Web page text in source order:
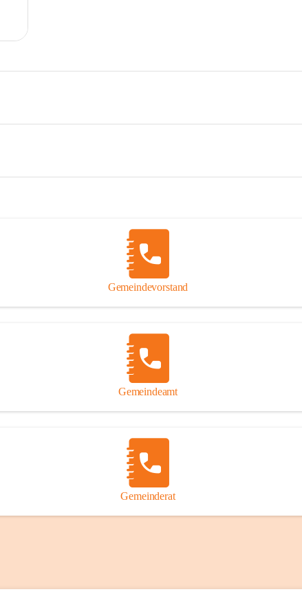
Gemeindevorstand
Gemeindeamt
Gemeinderat